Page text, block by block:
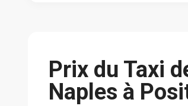
Prix du Taxi
Naples à